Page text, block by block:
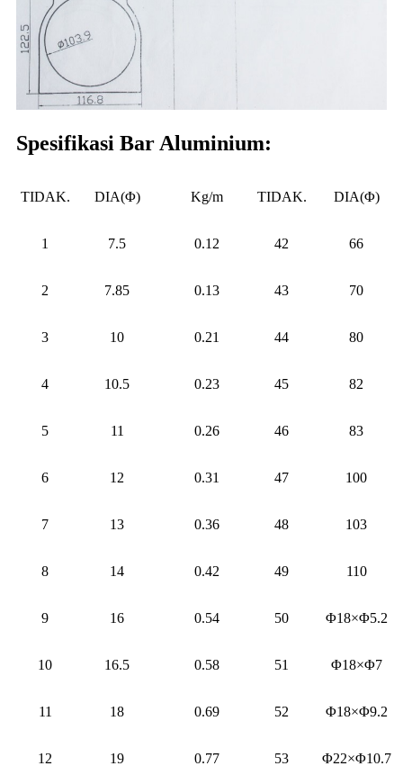
Spesifikasi Bar Aluminium:
TIDAK. DIA(Φ) Kg/m TIDAK. DIA(Φ)
1 7.5 0.12 42 66
2 7.85 0.13 43 70
3 10 0.21 44 80
4 10.5 0.23 45 82
5 11 0.26 46 83
6 12 0.31 47 100
7 13 0.36 48 103
8 14 0.42 49 110
9 16 0.54 50 Φ18×Φ5.2
10 16.5 0.58 51 Φ18×Φ7
11 18 0.69 52 Φ18×Φ9.2
12 19 0.77 53 Φ22×Φ10.7